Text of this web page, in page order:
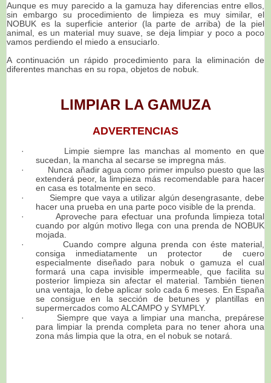
Aunque es muy parecido a la gamuza hay diferencias entre ellos,
sin embargo su procedimiento de limpieza es muy similar, el
NOBUK es la superficie anterior (la parte de arriba) de la piel
animal, es un material muy suave, se deja limpiar y poco a poco
vamos perdiendo el miedo a ensuciarlo.
A continuación un rápido procedimiento para la eliminación de
diferentes manchas en su ropa, objetos de nobuk.
LIMPIAR LA GAMUZA
ADVERTENCIAS
·
Limpie siempre las manchas al momento en que
sucedan, la mancha al secarse se impregna más.
·
Nunca añadir agua como primer impulso puesto que las
extenderá peor, la limpieza más recomendable para hacer
en casa es totalmente en seco.
·
Siempre que vaya a utilizar algún desengrasante, debe
hacer una prueba en una parte poco visible de la prenda.
·
Aproveche para efectuar una profunda limpieza total
cuando por algún motivo llega con una prenda de NOBUK
mojada.
·
Cuando compre alguna prenda con éste material,
consiga inmediatamente un protector de cuero
especialmente diseñado para nobuk o gamuza el cual
formará una capa invisible impermeable, que facilita su
posterior limpieza sin afectar el material. También tienen
una ventaja, lo debe aplicar solo cada 6 meses. En España
se consigue en la sección de betunes y plantillas en
supermercados como ALCAMPO y SYMPLY.
·
Siempre que vaya a limpiar una mancha, prepárese
para limpiar la prenda completa para no tener ahora una
zona más limpia que la otra, en el nobuk se notará.